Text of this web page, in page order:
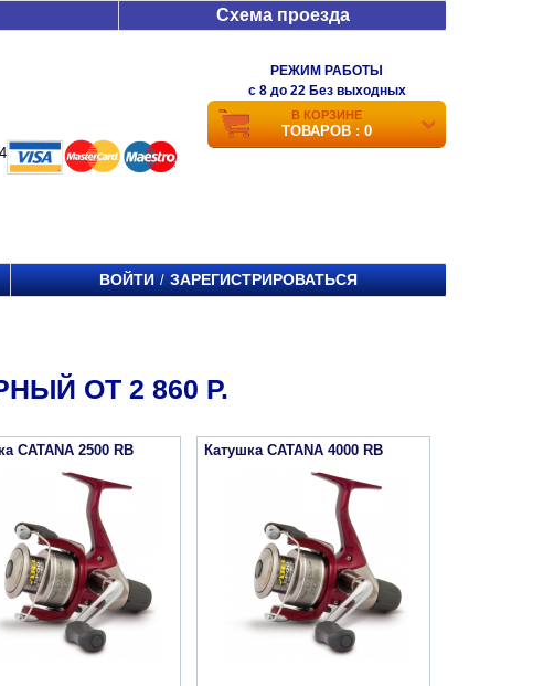
Схема проезда
РЕЖИМ РАБОТЫ
c 8 до 22 Без выходных
В КОРЗИНЕ
ТОВАРОВ : 0
ВОЙТИ / ЗАРЕГИСТРИРОВАТЬСЯ
ОТ 2 860 Р.
CATANA 2500 RB Катушка CATANA 4000 RB